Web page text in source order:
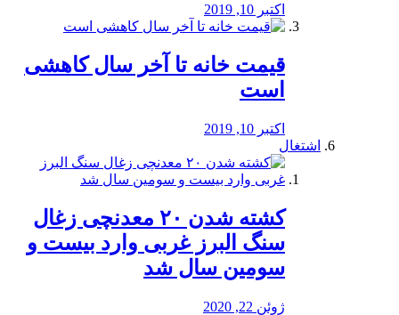
اکتبر 10, 2019
قیمت خانه تا آخر سال کاهشی
است
اکتبر 10, 2019
اشتغال
کشته شدن ۲۰ معدنچی زغال
سنگ البرز غربی وارد بیست و
سومین سال شد
ژوئن 22, 2020